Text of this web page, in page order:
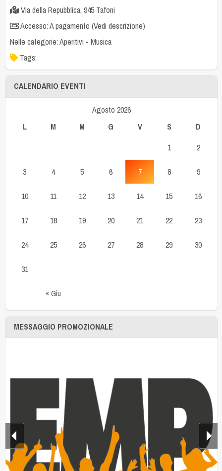
Via della Repubblica, 945 Tafoni
Accesso: A pagamento (Vedi descrizione)
Nelle categorie:Aperitivi - Musica
Tags:
CALENDARIO EVENTI
Agosto 2026
L
M M G V S D
« Giu
1 2
3 4 5 6 7 8 9
10 11 12 13 14 15 16
17 18 19 20 21 22 23
24 25 26 27 28 29 30
31
MESSAGGIO PROMOZIONALE